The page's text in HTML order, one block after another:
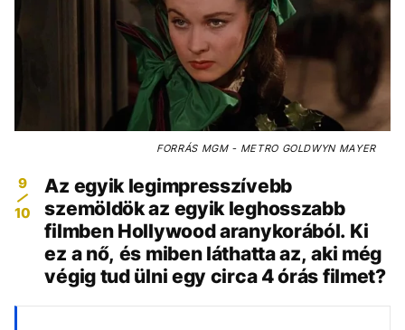
FORRÁS MGM - METRO GOLDWYN MAYER
9
10
Az egyik legimpresszívebb
szemöldök az egyik leghosszabb
filmben Hollywood aranykorából. Ki
ez a nő, és miben láthatta az, aki még
végig tud ülni egy circa 4 órás filmet?